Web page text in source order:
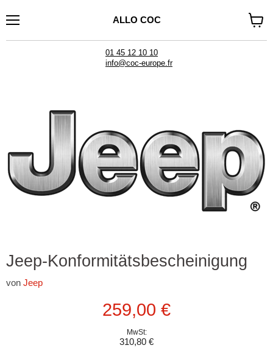
ALLO COC
01 45 12 10 10
info@coc-europe.fr
Jeep-Konformitätsbescheinigung
von Jeep
Aktueller Preis
259,00 €
MwSt:
310,80 €